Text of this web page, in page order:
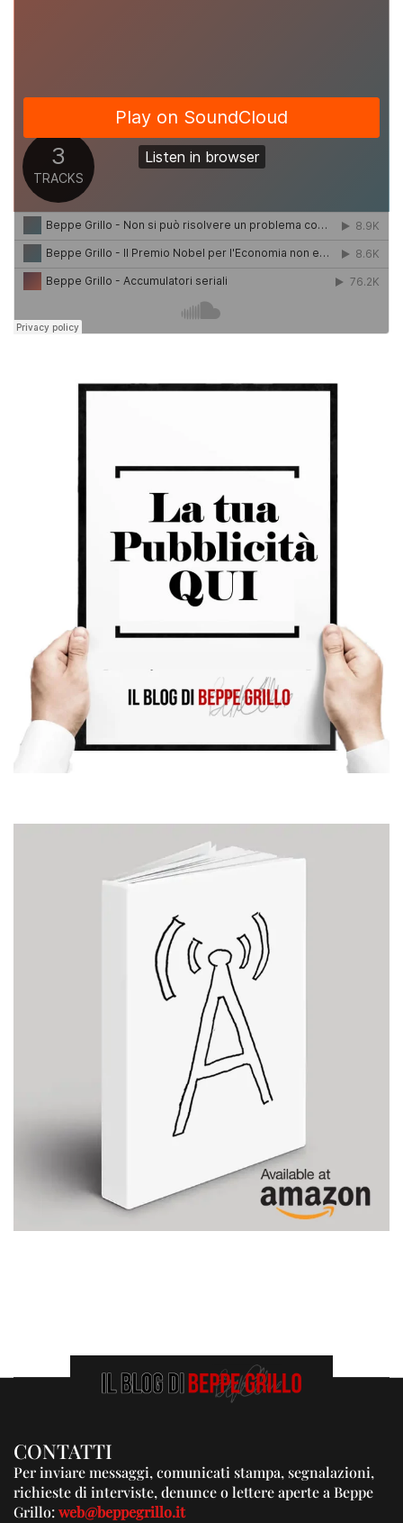
CONTATTI
Per inviare messaggi, comunicati stampa, segnalazioni,
richieste di interviste, denunce o lettere aperte a Beppe
Grillo:web@beppegrillo.it